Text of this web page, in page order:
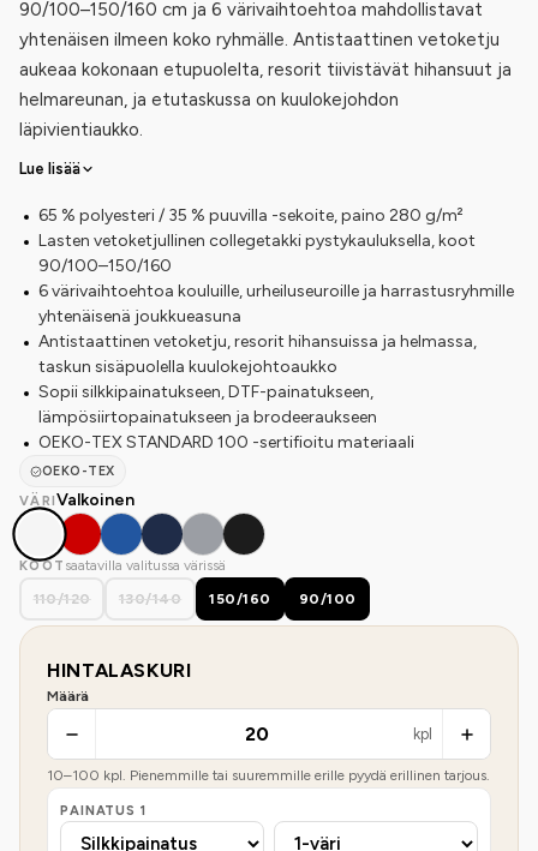
90/100–150/160 cm ja 6 värivaihtoehtoa mahdollistavat
yhtenäisen ilmeen koko ryhmälle. Antistaattinen vetoketju
aukeaa kokonaan etupuolelta, resorit tiivistävät hihansuut ja
helmareunan, ja etutaskussa on kuulokejohdon
läpivientiaukko.
Lue lisää
65 % polyesteri / 35 % puuvilla -sekoite, paino 280 g/m²
Lasten vetoketjullinen collegetakki pystykauluksella, koot
90/100–150/160
6 värivaihtoehtoa kouluille, urheiluseuroille ja harrastusryhmille
yhtenäisenä joukkueasuna
Antistaattinen vetoketju, resorit hihansuissa ja helmassa,
taskun sisäpuolella kuulokejohtoaukko
Sopii silkkipainatukseen, DTF-painatukseen,
lämpösiirtopainatukseen ja brodeeraukseen
OEKO-TEX STANDARD 100 -sertifioitu materiaali
OEKO-TEX
VÄRIValkoinen
KOOT saatavilla valitussa värissä
110/120
130/140 150/160 90/100
HINTALASKURI
Määrä
kpl
10–100 kpl. Pienemmille tai suuremmille erille pyydä erillinen tarjous.
PAINATUS 1